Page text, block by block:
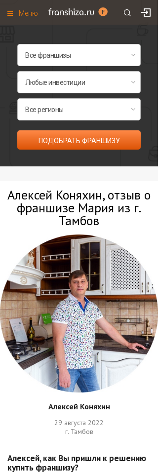
Меню
Франшизы по категориям
ПОДОБРАТЬ ФРАНШИЗУ
Алексей Коняхин, отзыв о
франшизе Мария из г.
Тамбов
Алексей Коняхин
29 августа 2022
г. Тамбов
Алексей, как Вы пришли к решению
купить франшизу?